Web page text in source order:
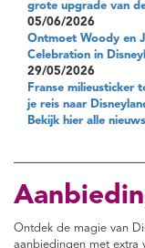
grote upgrade van
05/06/2026
Ontmoet Woody en
Celebration in
29/05/2026
Franse milieusticker
je reis naar
Bekijk hier alle
Ontdek de magie van
aanbiedingen met extra